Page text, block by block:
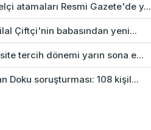
atamaları Resmi Gazete'de y...
Çiftçi'nin babasından yeni...
tercih dönemi yarın sona e...
Doku soruşturması: 108 kişil...